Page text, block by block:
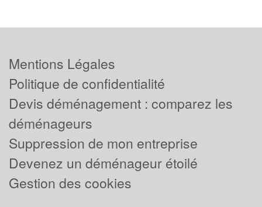
Mentions Légales
Politique de confidentialité
Devis déménagement : comparez les
déménageurs
Suppression de mon entreprise
Devenez un déménageur étoilé
Gestion des cookies